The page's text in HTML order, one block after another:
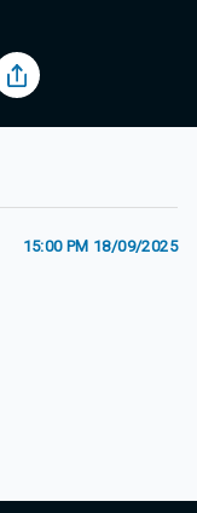
15:00 PM 18/09/2025